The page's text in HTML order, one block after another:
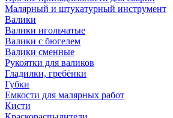
Малярный и штукатурный инструмент
Валики
Валики игольчатые
Валики с бюгелем
Валики сменные
Рукоятки для валиков
Гладилки, гребёнки
Губки
Емкости для малярных работ
Кисти